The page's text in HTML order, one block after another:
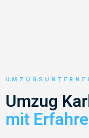
Umzug
mit